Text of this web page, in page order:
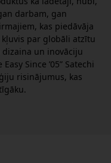
darbam, gan
kas piedāvāja
kļuvis par globāli atzītu
un inovāciju
Since ’05” Satechi
risinājumus, kas